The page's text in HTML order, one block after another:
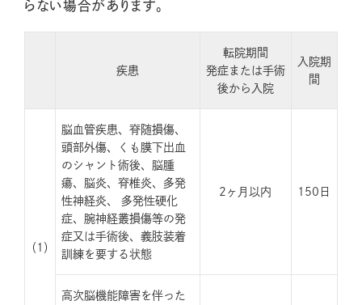
らない場合があります。
疾患
転院期間
発症または手術
後から入院
入院期
間
（1）
脳血管疾患、脊随損傷、
頭部外傷、くも膜下出血
のシャント術後、脳腫
瘍、脳炎、脊椎炎、多発
性神経炎、 多発性硬化
症、腕神経叢損傷等の発
症又は手術後、義肢装着
訓練を要する状態
2ヶ月以内 150日
高次脳機能障害を伴った